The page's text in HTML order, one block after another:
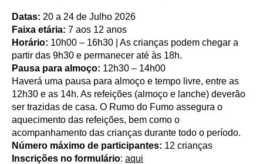
Datas: 20 a 24 de Julho 2026
Faixa etária: 7 aos 12 anos
Horário: 10h00 – 16h30 | As crianças podem chegar a
partir das 9h30 e permanecer até às 18h.
Pausa para almoço: 12h30 – 14h00
Haverá uma pausa para almoço e tempo livre, entre as
12h30 e as 14h. As refeições (almoço e lanche) deverão
ser trazidas de casa. O Rumo do Fumo assegura o
aquecimento das refeições, bem como o
acompanhamento das crianças durante todo o período.
Número máximo de participantes: 12 crianças
Inscrições no formulário: aqui